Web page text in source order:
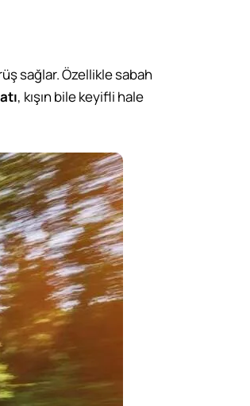
sağlar. Özellikle sabah
, kışın bile keyifli hale